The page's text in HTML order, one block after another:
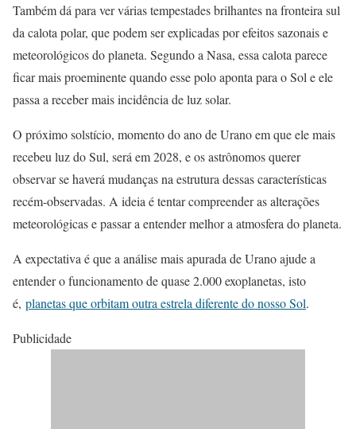
Também dá para ver várias tempestades brilhantes na fronteira sul
da calota polar, que podem ser explicadas por efeitos sazonais e
meteorológicos do planeta. Segundo a Nasa, essa calota parece
ficar mais proeminente quando esse polo aponta para o Sol e ele
passa a receber mais incidência de luz solar.
O próximo solstício, momento do ano de Urano em que ele mais
recebeu luz do Sul, será em 2028, e os astrônomos querer
observar se haverá mudanças na estrutura dessas características
recém-observadas. A ideia é tentar compreender as alterações
meteorológicas e passar a entender melhor a atmosfera do planeta.
A expectativa é que a análise mais apurada de Urano ajude a
entender o funcionamento de quase 2.000 exoplanetas, isto
é, planetas que orbitam outra estrela diferente do nosso Sol.
Publicidade